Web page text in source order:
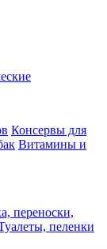
Консервы для
Витамины и
переноски,
пеленки